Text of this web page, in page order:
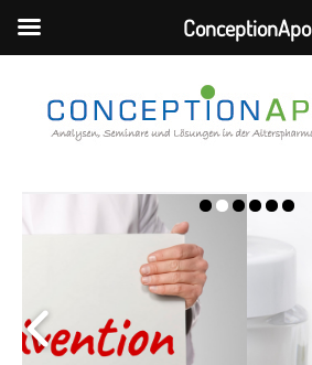
ConceptionApo